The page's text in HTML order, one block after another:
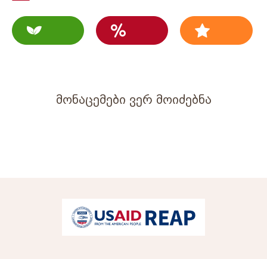
მონაცემები ვერ მოიძებნა